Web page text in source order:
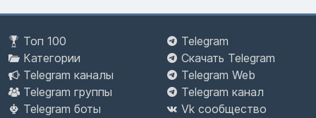
Топ 100
Категории
Telegram каналы
Telegram группы
Telegram боты
Telegram
Скачать Telegram
Telegram Web
Telegram канал
Vk сообщество